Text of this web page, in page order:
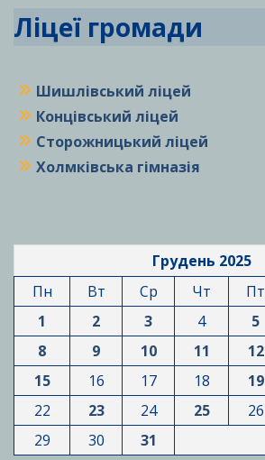
Ліцеї громади
Шишлівський ліцей
Концівський ліцей
Сторожницький ліцей
Холмківська гімназія
Грудень 2025
Пн
Вт Ср Чт Пт
1
2 3 4 5
8
9 10 11 12
15
16 17 18 19
22
23 24 25 26
29
30 31